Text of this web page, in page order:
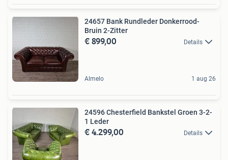
24657 Bank Rundleder Donkerrood-
Bruin 2-Zitter
€ 899,00 Details
Almelo 1 aug 26
24596 Chesterfield Bankstel Groen 3-2-
1 Leder
€ 4.299,00 Details